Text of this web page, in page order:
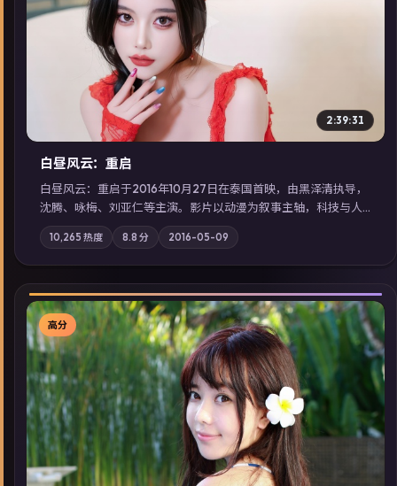
▶
2:39:31
白昼风云：重启
白昼风云：重启于2016年10月27日在泰国首映，由黑泽清执导，
沈腾、咏梅、刘亚仁等主演。影片以动漫为叙事主轴，科技与人
性的边界在实验事故后逐渐模糊；摄影与配乐强化地域气质；站
内亦可通过「国产免费观看高清电视剧在线看」延展检索同类型
高分佳作，畅享高清在线追剧体验。
10,265 热度 8.8 分 2016-05-09
▶
高分